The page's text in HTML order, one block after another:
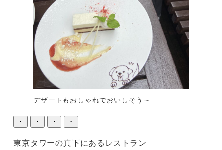
デザートもおしゃれでおいしそう～
・ ・ ・ ・
東京タワーの真下にあるレストラン